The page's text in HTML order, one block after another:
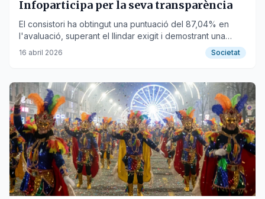
Infoparticipa per la seva transparència
El consistori ha obtingut una puntuació del 87,04% en
l'avaluació, superant el llindar exigit i demostrant una
millora notable en la gestió pública.
16 abril 2026 Societat